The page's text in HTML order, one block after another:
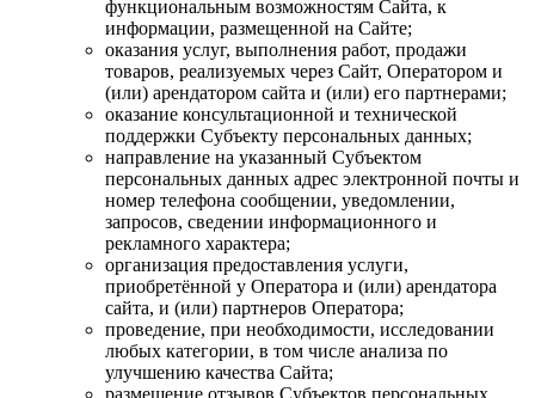
функциональным возможностям Сайта, к
информации, размещенной на Сайте;
оказания услуг, выполнения работ, продажи
товаров, реализуемых через Сайт, Оператором и
(или) арендатором сайта и (или) его партнерами;
оказание консультационной и технической
поддержки Субъекту персональных данных;
направление на указанный Субъектом
персональных данных адрес электронной почты и
номер телефона сообщении, уведомлении,
запросов, сведении информационного и
рекламного характера;
организация предоставления услуги,
приобретённой у Оператора и (или) арендатора
сайта, и (или) партнеров Оператора;
проведение, при необходимости, исследовании
любых категории, в том числе анализа по
улучшению качества Сайта;
размещение отзывов Субъектов персональных